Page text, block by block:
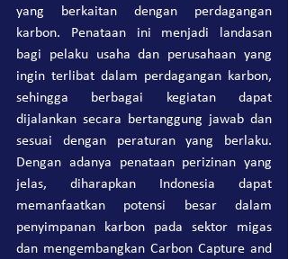
yang berkaitan dengan perdagangan
karbon. Penataan ini menjadi landasan
bagi pelaku usaha dan perusahaan yang
ingin terlibat dalam perdagangan karbon,
sehingga berbagai kegiatan dapat
dijalankan secara bertanggung jawab dan
sesuai dengan peraturan yang berlaku.
Dengan adanya penataan perizinan yang
jelas, diharapkan Indonesia dapat
memanfaatkan potensi besar dalam
penyimpanan karbon pada sektor migas
dan mengembangkan Carbon Capture and